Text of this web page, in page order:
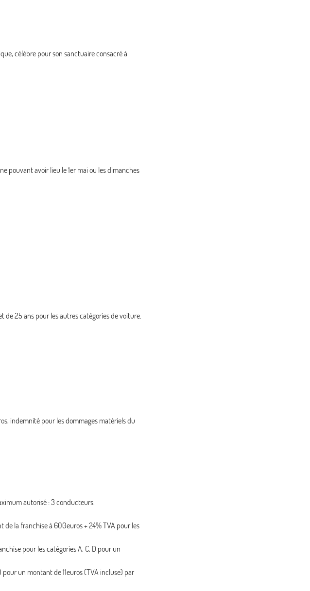
célèbre pour son sanctuaire consacré à
pouvant avoir lieu le 1er mai ou les dimanches
de 25 ans pour les autres catégories de voiture.
indemnité pour les dommages matériels du
autorisé : 3 conducteurs.
la franchise à 600euros + 24% TVA pour les
pour les catégories A, C, D pour un
un montant de 11euros (TVA incluse) par